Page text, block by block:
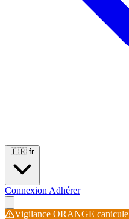
🇫🇷 fr
Connexion Adhérer
Vigilance ORANGE canicule